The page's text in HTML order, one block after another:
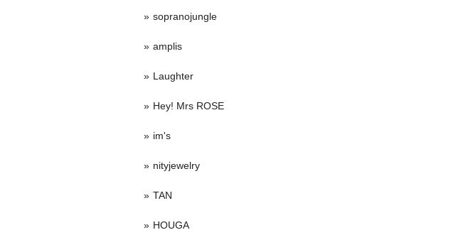
sopranojungle
amplis
Laughter
Hey! Mrs ROSE
im's
nityjewelry
TAN
HOUGA